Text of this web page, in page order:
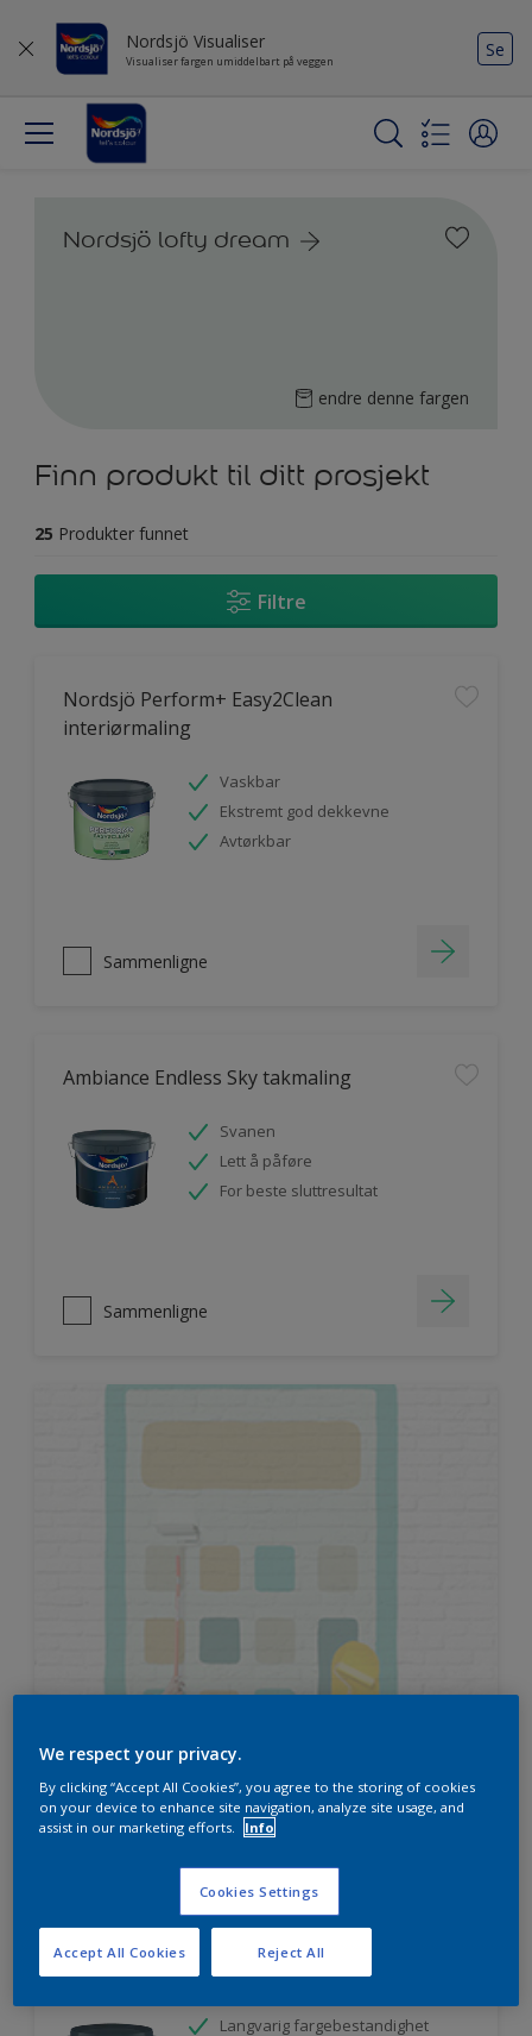
Nordsjö Visualiser
Visualiser fargen umiddelbart på veggen
Se
Nordsjö lofty dream
endre denne fargen
Finn produkt til ditt prosjekt
25 Produkter funnet
Filtre
Nordsjö Perform+ Easy2Clean
interiørmaling
Vaskbar
Ekstremt god dekkevne
Avtørkbar
Sammenligne
Ambiance Endless Sky takmaling
Svanen
Lett å påføre
For beste sluttresultat
Sammenligne
Prøv produktkalkulatoren
Ambiance Superfinish Satin maling for
listverk og tre
Langvarig fargebestandighet
We respect your privacy.
By clicking “Accept All Cookies”, you agree to the storing of cookies
on your device to enhance site navigation, analyze site usage, and
assist in our marketing efforts.
Info
Cookies Settings
Reject All
Accept All Cookies